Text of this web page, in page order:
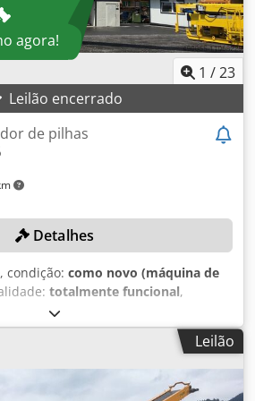
agora!
1 /23
Leilão encerrado
de pilhas
Detalhes
, condição: como novo (máquina de
totalmente funcional,
veículo:KE-TR6536-C-A-442
para alimentação direta através
/ crivagem. PORMENORES
de empilhamento: até 300 t/h a um
37°. Densidade a granel: 1,7 kg/dm³
Leilão